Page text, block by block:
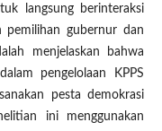
langsung berinteraksi
pemilihan gubernur dan
menjelaskan bahwa
pengelolaan KPPS
pesta demokrasi
ini menggunakan